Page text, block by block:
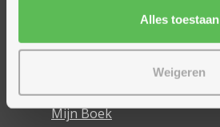
Alles toestaan
Weigeren
Financieel comfort
Mijn Zorgbedrijf
Mijn Boek